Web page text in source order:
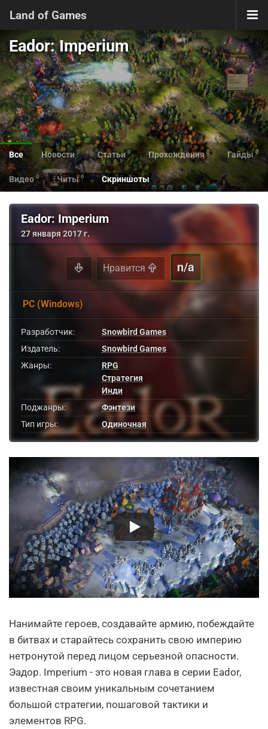
Land of Games
Eador: Imperium
Все Новости 0 Статьи 0 Прохождения 0 Гайды 0
Видео 0 Читы 0 Скриншоты
Eador: Imperium
27 января 2017 г.
Нравится n/a
PC (Windows)
Разработчик:
Snowbird Games
Издатель:
Snowbird Games
Жанры:
RPG
Стратегия
Инди
Поджанры:
Фэнтези
Тип игры:
Одиночная
Нанимайте героев, создавайте армию, побеждайте
в битвах и старайтесь сохранить свою империю
нетронутой перед лицом серьезной опасности.
Эадор. Imperium - это новая глава в серии Eador,
известная своим уникальным сочетанием
большой стратегии, пошаговой тактики и
элементов RPG.